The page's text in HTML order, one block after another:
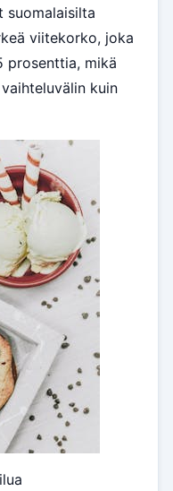
suomalaisilta
viitekorko, joka
prosenttia, mikä
kuin